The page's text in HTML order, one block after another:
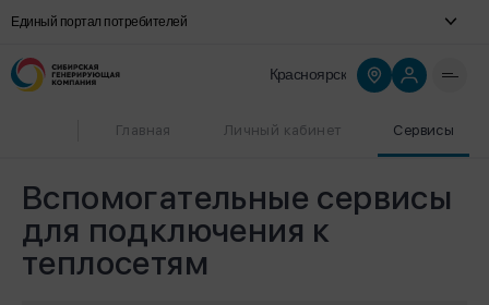
Единый портал потребителей
Красноярск
Главная Личный кабинет Сервисы
Вспомогательные сервисы
для подключения к
теплосетям